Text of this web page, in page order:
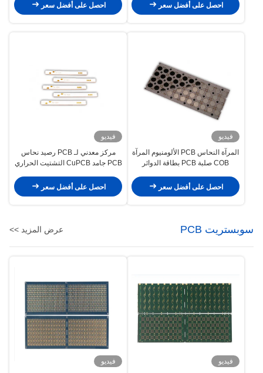
احصل على أفضل سعر
احصل على أفضل سعر
فيديو
المرآة النحاس PCB الألومنيوم المرآة
COB صلبة PCB بطاقة الدوائر
احصل على أفضل سعر
فيديو
مركز معدني لـ PCB رصيد نحاس
PCB جامد CuPCB التشتيت الحراري
احصل على أفضل سعر
سوبستريت PCB عرض المزيد >>
فيديو
فيديو